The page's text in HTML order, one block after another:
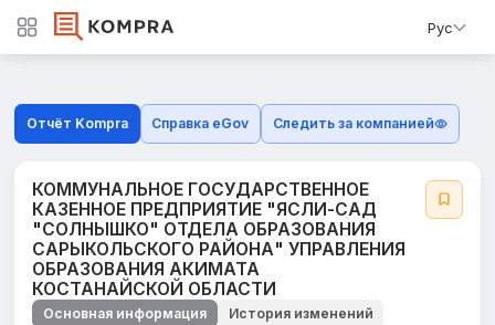
Рус
Отчёт Kompra Справка eGov Следить за компанией
КОММУНАЛЬНОЕ ГОСУДАРСТВЕННОЕ
КАЗЕННОЕ ПРЕДПРИЯТИЕ "ЯСЛИ-САД
"СОЛНЫШКО" ОТДЕЛА ОБРАЗОВАНИЯ
САРЫКОЛЬСКОГО РАЙОНА" УПРАВЛЕНИЯ
ОБРАЗОВАНИЯ АКИМАТА
КОСТАНАЙСКОЙ ОБЛАСТИ
Основная информация
История изменений